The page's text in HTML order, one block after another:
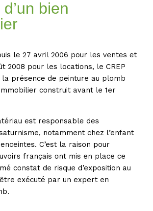
bien
le 27 avril 2006 pour les ventes et
2008 pour les locations, le CREP
présence de peinture au plomb
construit avant le 1er
est responsable des
notamment chez l’enfant
C’est la raison pour
français ont mis en place ce
constat de risque d’exposition au
exécuté par un expert en